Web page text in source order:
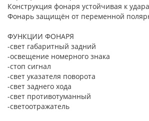
Конструкция фонаря устойчивая к
Фонарь защищён от переменной
ФУНКЦИИ ФОНАРЯ
-свет габаритный задний
-освещение номерного знака
-стоп сигнал
-свет указателя поворота
-свет заднего хода
-свет противотуманный
-светоотражатель